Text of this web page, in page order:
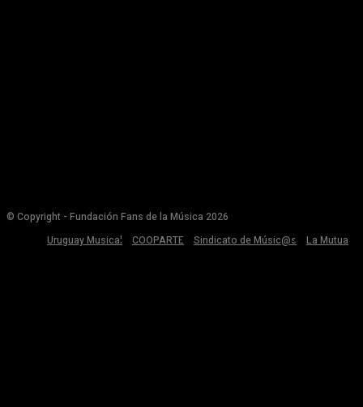
© Copyright - Fundación Fans de la Música 2026
Uruguay Musical
COOPARTE Sindicato de Músic@s La Mutua